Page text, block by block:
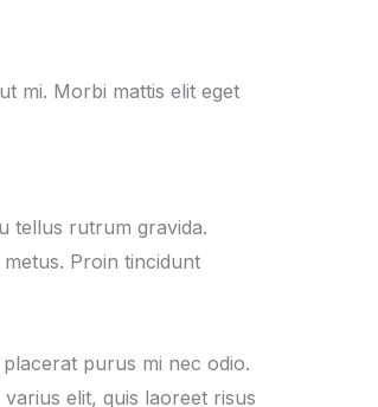
mi. Morbi mattis elit eget
tellus rutrum gravida.
Proin tincidunt
purus mi nec odio.
elit, quis laoreet risus